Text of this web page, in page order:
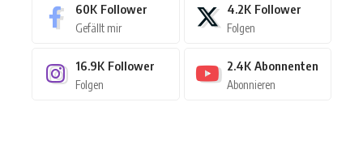
60K Follower
Gefällt mir
4.2K Follower
Folgen
16.9K Follower
Folgen
2.4K Abonnenten
Abonnieren